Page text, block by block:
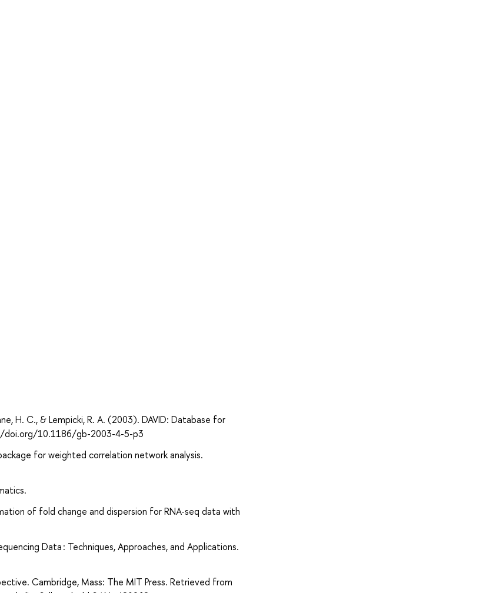
H. C., & Lempicki, R. A. (2003). DAVID: Database for
doi.org/10.1186/gb-2003-4-5-p3
for weighted correlation network analysis.
of fold change and dispersion for RNA-seq data with
Data : Techniques, Approaches, and Applications.
Cambridge, Mass: The MIT Press. Retrieved from